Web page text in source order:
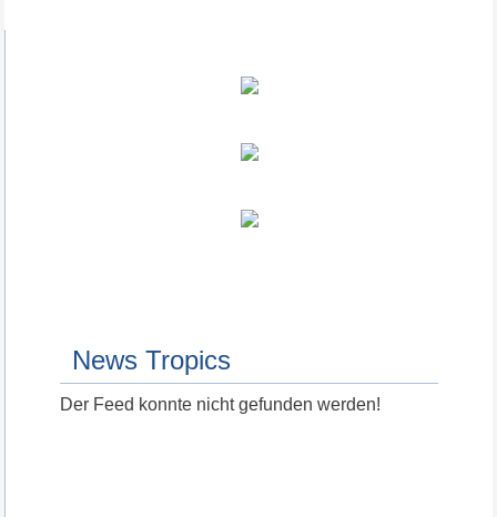
News Tropics
Der Feed konnte nicht gefunden werden!